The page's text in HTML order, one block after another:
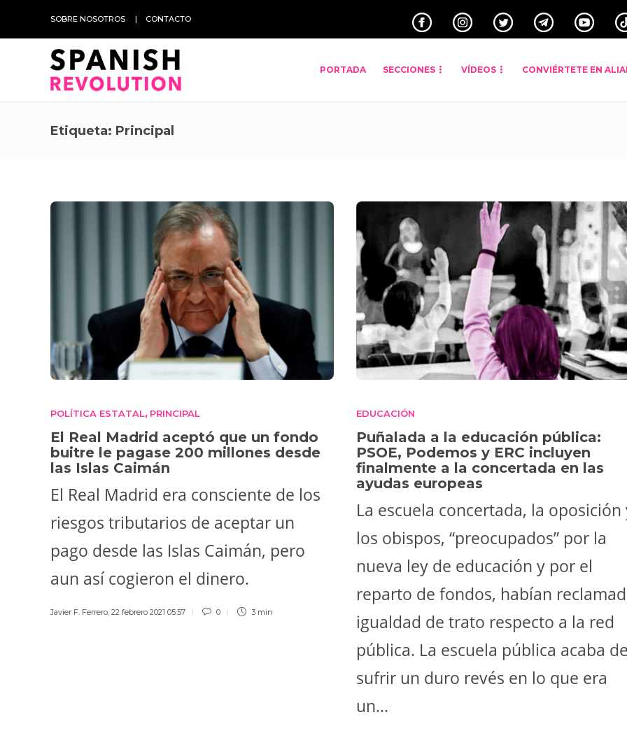
SOBRE NOSOTROS CONTACTO
PORTADA SECCIONES VÍDEOS CONVIÉRTETE EN
Etiqueta: Principal
POLÍTICA ESTATAL, PRINCIPAL
El Real Madrid aceptó que un fondo
buitre le pagase 200 millones desde
las Islas Caimán
El Real Madrid era consciente de los
riesgos tributarios de aceptar un
pago desde las Islas Caimán, pero
aun así cogieron el dinero.
Javier F. Ferrero, 22 febrero 2021 05:57 0 3 min
EDUCACIÓN
Puñalada a la educación pública:
PSOE, Podemos y ERC incluyen
finalmente a la concertada en las
ayudas europeas
La escuela concertada, la oposición
los obispos, “preocupados” por la
nueva ley de educación y por el
reparto de fondos, habían
igualdad de trato respecto a la red
pública. La escuela pública acaba de
sufrir un duro revés en lo que era
un…